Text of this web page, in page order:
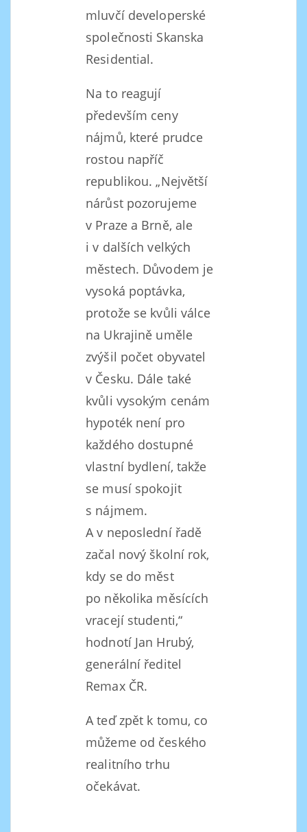
mluvčí developerské
společnosti Skanska
Residential.
Na to reagují
především ceny
nájmů, které prudce
rostou napříč
republikou. „Největší
nárůst pozorujeme
v Praze a Brně, ale
i v dalších velkých
městech. Důvodem je
vysoká poptávka,
protože se kvůli válce
na Ukrajině uměle
zvýšil počet obyvatel
v Česku. Dále také
kvůli vysokým cenám
hypoték není pro
každého dostupné
vlastní bydlení, takže
se musí spokojit
s nájmem.
A v neposlední řadě
začal nový školní rok,
kdy se do měst
po několika měsících
vracejí studenti,“
hodnotí Jan Hrubý,
generální ředitel
Remax ČR.
A teď zpět k tomu, co
můžeme od českého
realitního trhu
očekávat.